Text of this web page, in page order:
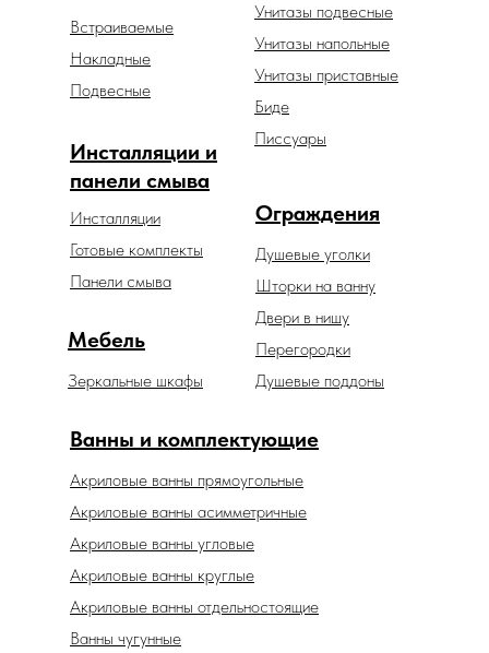
Унитазы подвесные
Унитазы напольные
Унитазы приставные
Встраиваемые
Накладные
Подвесные
Ванны и комплектующие
Акриловые ванны прямоугольные
Зеркальные шкафы
Мебель
Ограждения
Душевые уголки
Шторки на ванну
Двери в нишу
Перегородки
Биде
Душевые поддоны
Акриловые ванны отдельностоящие
Акриловые ванны асимметричные
Акриловые ванны угловые
Акриловые ванны круглые
Ванны чугунные
Инсталляции и
панели смыва
Инсталляции
Готовые комплекты
Панели смыва
Писсуары